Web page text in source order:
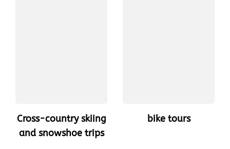
Cross-country skiing
and snowshoe trips
bike tours